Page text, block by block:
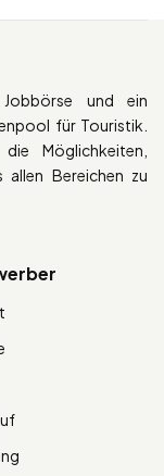
und ein
für Touristik.
Möglichkeiten,
allen Bereichen zu